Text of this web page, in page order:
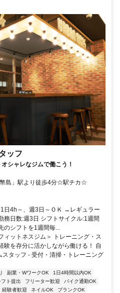
ッフ
シャレなジムで働こう！
島」駅より徒歩4分☆駅チカ☆
日4h～、週3日～ＯＫ →レギュラー
務日数:週3日 シフトサイクル:1週間
シフトを1週間毎...
ィットネスジム＞ トレーニング・ス
験を存分に活かしながら働ける！ 自
タッフ - 受付・清掃・トレーニング
副業・WワークOK
1日4時間以内OK
ト提出 フリーター歓迎
バイク通勤OK
経験者歓迎 ネイルOK
ブランクOK